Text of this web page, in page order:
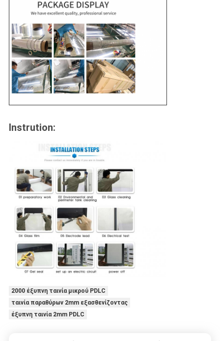
Instrution:
2000 έξυπνη ταινία μικρού PDLC
ταινία παραθύρων 2mm εξασθενίζοντας
έξυπνη ταινία 2mm PDLC